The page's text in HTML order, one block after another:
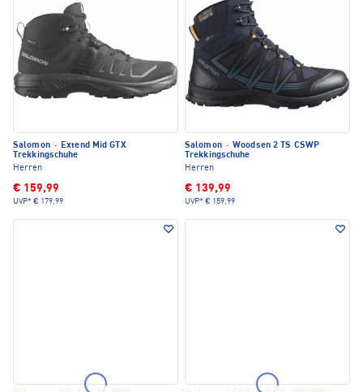
Salomon · Extend Mid GTX
Trekkingschuhe
Herren
€ 159,99
UVP* € 179,99
Salomon · Woodsen 2 TS CSWP
Trekkingschuhe
Herren
€ 139,99
UVP* € 159,99